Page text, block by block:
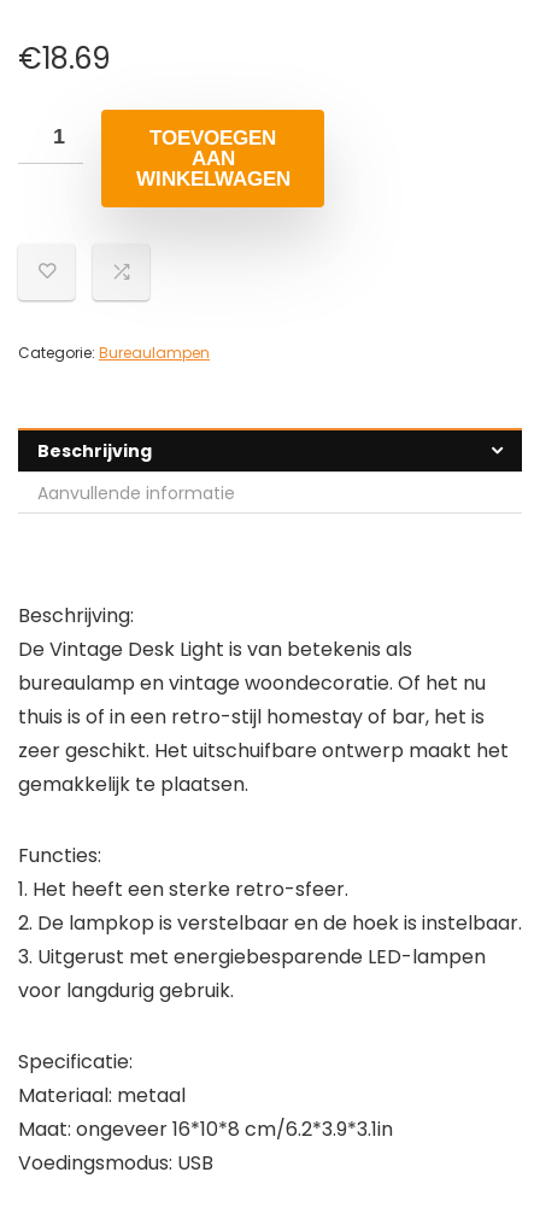
€18.69
TOEVOEGEN
AAN
WINKELWAGEN
Categorie: Bureaulampen
Beschrijving
Aanvullende informatie
Beschrijving:
De Vintage Desk Light is van betekenis als
bureaulamp en vintage woondecoratie. Of het nu
thuis is of in een retro-stijl homestay of bar, het is
zeer geschikt. Het uitschuifbare ontwerp maakt het
gemakkelijk te plaatsen.
Functies:
1. Het heeft een sterke retro-sfeer.
2. De lampkop is verstelbaar en de hoek is instelbaar.
3. Uitgerust met energiebesparende LED-lampen
voor langdurig gebruik.
Specificatie:
Materiaal: metaal
Maat: ongeveer 16*10*8 cm/6.2*3.9*3.1in
Voedingsmodus: USB